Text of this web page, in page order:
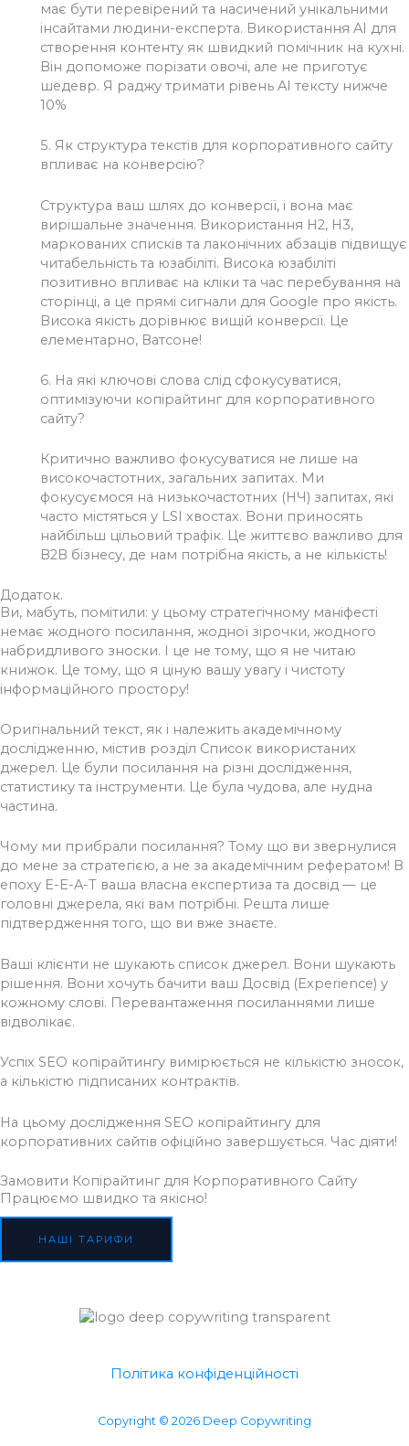
має бути перевірений та насичений унікальними
інсайтами людини-експерта. Використання AI для
створення контенту як швидкий помічник на кухні.
Він допоможе порізати овочі, але не приготує
шедевр. Я раджу тримати рівень AI тексту нижче
10%
5. Як структура текстів для корпоративного сайту
впливає на конверсію?
Структура ваш шлях до конверсії, і вона має
вирішальне значення. Використання H2, H3,
маркованих списків та лаконічних абзаців підвищує
читабельність та юзабіліті. Висока юзабіліті
позитивно впливає на кліки та час перебування на
сторінці, а це прямі сигнали для Google про якість.
Висока якість дорівнює вищій конверсії. Це
елементарно, Ватсоне!
6. На які ключові слова слід сфокусуватися,
оптимізуючи копірайтинг для корпоративного
сайту?
Критично важливо фокусуватися не лише на
високочастотних, загальних запитах. Ми
фокусуємося на низькочастотних (НЧ) запитах, які
часто містяться у LSI хвостах. Вони приносять
найбільш цільовий трафік. Це життєво важливо для
B2B бізнесу, де нам потрібна якість, а не кількість!
Додаток.
Ви, мабуть, помітили: у цьому стратегічному маніфесті
немає жодного посилання, жодної зірочки, жодного
набридливого зноски. І це не тому, що я не читаю
книжок. Це тому, що я ціную вашу увагу і чистоту
інформаційного простору!
Оригінальний текст, як і належить академічному
дослідженню, містив розділ Список використаних
джерел. Це були посилання на різні дослідження,
статистику та інструменти. Це була чудова, але нудна
частина.
Чому ми прибрали посилання? Тому що ви звернулися
до мене за стратегією, а не за академічним рефератом! В
епоху E-E-A-T ваша власна експертиза та досвід — це
головні джерела, які вам потрібні. Решта лише
підтвердження того, що ви вже знаєте.
Ваші клієнти не шукають список джерел. Вони шукають
рішення. Вони хочуть бачити ваш Досвід (Experience) у
кожному слові. Перевантаження посиланнями лише
відволікає.
Успіх SEO копірайтингу вимірюється не кількістю зносок,
а кількістю підписаних контрактів.
На цьому дослідження SEO копірайтингу для
корпоративних сайтів офіційно завершується. Час діяти!
Замовити Копірайтинг для Корпоративного Сайту
Працюємо швидко та якісно!
НАШІ ТАРИФИ
Політика конфіденційності
Copyright © 2026 Deep Copywriting